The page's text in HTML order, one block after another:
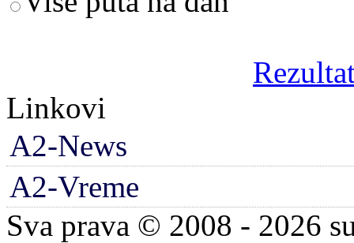
Linkovi
A2-News
A2-Vreme
Sva prava © 2008 - 2026